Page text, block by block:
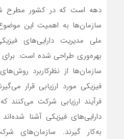
دهه است که در کشور مطرح
سازمان‌ها به اهمیت این
ملی مدیریت دارایی‌های
بهره‌وری طراحی شده است. برای
سازمان‌ها از نظرکاربرد
فیزیکی مورد ارزیابی قرار
فرآیند ارزیابی شرکت می‌کنند
دارایی‌های فیزیکی آشنا
به‌کار گیرند. سازمان‌های